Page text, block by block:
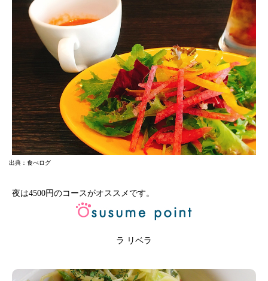
出典：食べログ
夜は4500円のコースがオススメです。
ラ リベラ